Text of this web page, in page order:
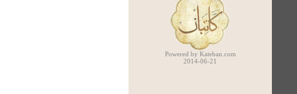
Powered by Kateban.com
2014-06-21